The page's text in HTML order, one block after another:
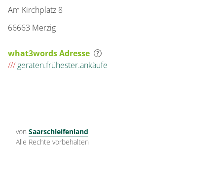
Am Kirchplatz 8
66663 Merzig
what3words Adresse
/// geraten.frühester.ankäufe
von Saarschleifenland
Alle Rechte vorbehalten